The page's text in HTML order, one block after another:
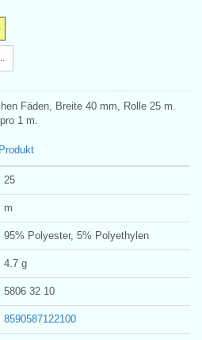
Fäden, Breite 40 mm, Rolle 25 m.
1 m.
25
m
95% Polyester, 5% Polyethylen
4.7 g
5806 32 10
8590587122100